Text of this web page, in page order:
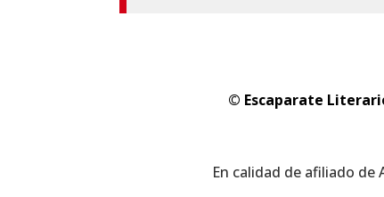
© Escaparate
En calidad de afiliado